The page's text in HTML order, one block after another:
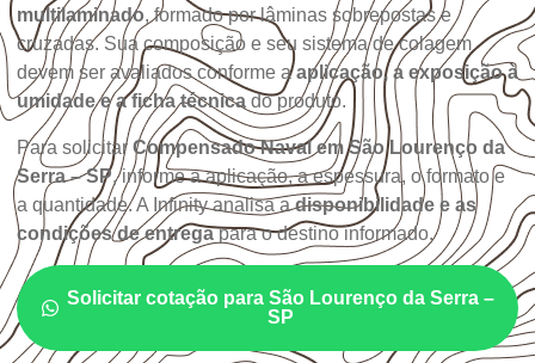
multilaminado, formado por lâminas sobrepostas e
cruzadas. Sua composição e seu sistema de colagem
devem ser avaliados conforme aaplicação, a exposição à
umidade e a ficha técnica do produto.
Para solicitar Compensado Naval em São Lourenço da
Serra – SP, informe a aplicação, a espessura, o formato e
a quantidade. A Infinity analisa adisponibilidade e as
condições de entregapara o destino informado.
Solicitar cotação para São Lourenço da Serra –
SP